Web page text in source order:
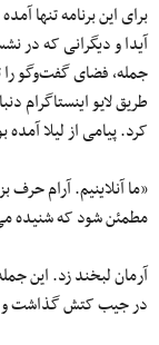
برای این برنامه تنها
آیدا و دیگرانی که در
جمله، فضای گفت‌وگو را
طریق لایو اینستاگرام
کرد. پیامی از لیلا آمده
«ما آنلاینیم. آرام
مطمئن شود که شنیده
آرمان لبخند زد. این
در جیب کتش گذاشت و